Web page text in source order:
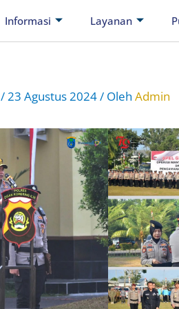
Informasi Layanan
/23 Agustus 2024/ Oleh Admin